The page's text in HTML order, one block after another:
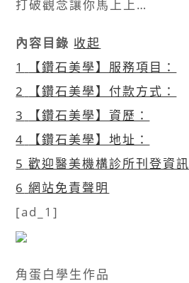
內容目錄 收起
1
【鑽石美學】服務項目：
2
【鑽石美學】付款方式：
3
【鑽石美學】資歷：
4
【鑽石美學】地址：
5 歡迎醫美機構診所刊登資訊
6 網站免責聲明
[ad_1]
角蛋白學生作品​